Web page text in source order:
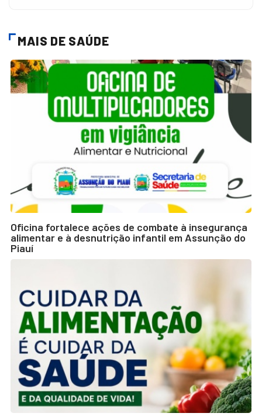
MAIS DE SAÚDE
Oficina fortalece ações de combate à insegurança
alimentar e à desnutrição infantil em Assunção do
Piauí